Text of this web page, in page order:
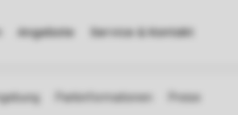
Angebote Service & Kontakt